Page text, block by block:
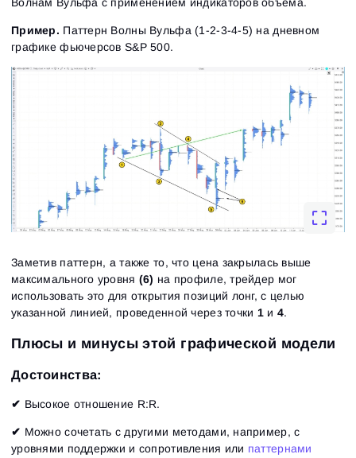
Пример. Паттерн Волны Вульфа (1-2-3-4-5) на дневном
графике фьючерсов S&P 500.
Заметив паттерн, а также то, что цена закрылась выше
максимального уровня (6) на профиле, трейдер мог
использовать это для открытия позиций лонг, с целью
указанной линией, проведенной через точки 1 и 4.
Плюсы и минусы этой графической модели
Достоинства:
✔ Высокое отношение R:R.
✔ Можно сочетать с другими методами, например, с
уровнями поддержки и сопротивления или паттернами
Close